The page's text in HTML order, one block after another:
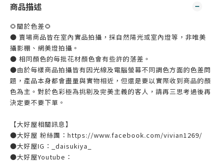
商品描述
🌻關於色差🌻
● 賣場商品皆在室內實品拍攝，採自然陽光或室內燈等，非唯美
攝影棚、網美燈拍攝。
● 相同顏色的每批花材顏色會有些許的落差。
●由於每樣商品拍攝皆有因光線及電腦螢幕不同調色方面的色差問
題，產品本身都會盡量與實物相近，但還是要以實際收到商品的顏
色為主。對於色彩極為挑剔及完美主義的客人，請再三思考過後再
決定要不要下單。
【大好屋相關訊息】
●大好屋 粉絲團：https://www.facebook.com/vivian1269/
●大好屋IG：_daisukiya_
●大好屋Youtube：